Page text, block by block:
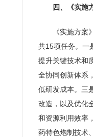
四、《实施
《实施方
共15项任务。一
提升关键技术和
全协同创新体系
低研发成本。三
改造，以及优化
和资源利用效率
药特色炮制技术